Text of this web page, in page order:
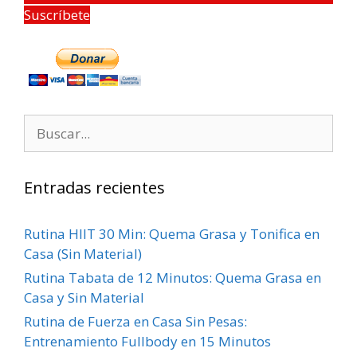
Suscríbete
Entradas recientes
Rutina HIIT 30 Min: Quema Grasa y Tonifica en
Casa (Sin Material)
Rutina Tabata de 12 Minutos: Quema Grasa en
Casa y Sin Material
Rutina de Fuerza en Casa Sin Pesas:
Entrenamiento Fullbody en 15 Minutos